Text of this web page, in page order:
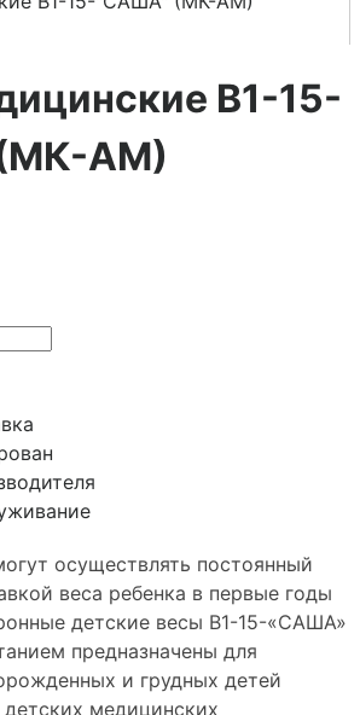
В1-15-
АМ)
осуществлять постоянный
веса ребенка в первые годы
детские весы В1-15-«САША»
предназначены для
и грудных детей
медицинских